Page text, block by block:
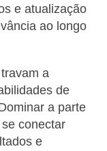
e atualização
ao longo
a
de
a parte
conectar
e